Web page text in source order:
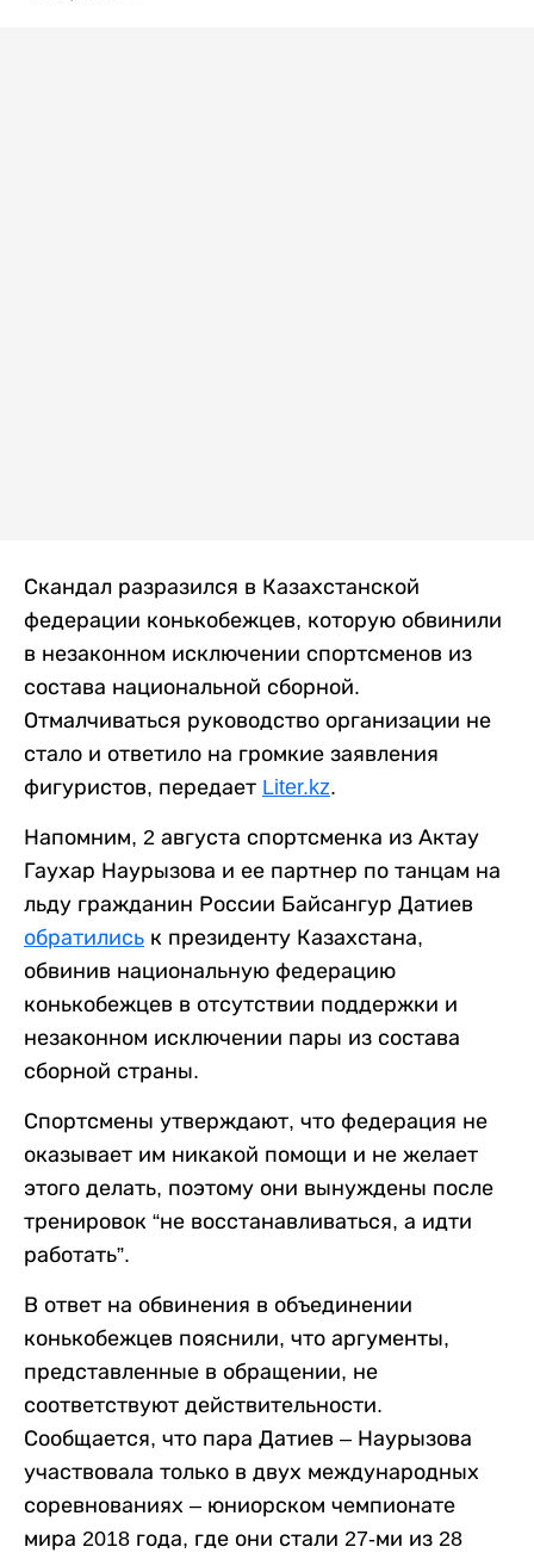
Скандал разразился в Казахстанской
федерации конькобежцев, которую обвинили
в незаконном исключении спортсменов из
состава национальной сборной.
Отмалчиваться руководство организации не
стало и ответило на громкие заявления
фигуристов, передает Liter.kz.
Напомним, 2 августа спортсменка из Актау
Гаухар Наурызова и ее партнер по танцам на
льду гражданин России Байсангур Датиев
обратились к президенту Казахстана,
обвинив национальную федерацию
конькобежцев в отсутствии поддержки и
незаконном исключении пары из состава
сборной страны.
Спортсмены утверждают, что федерация не
оказывает им никакой помощи и не желает
этого делать, поэтому они вынуждены после
тренировок “не восстанавливаться, а идти
работать”.
В ответ на обвинения в объединении
конькобежцев пояснили, что аргументы,
представленные в обращении, не
соответствуют действительности.
Сообщается, что пара Датиев – Наурызова
участвовала только в двух международных
соревнованиях – юниорском чемпионате
мира 2018 года, где они стали 27-ми из 28